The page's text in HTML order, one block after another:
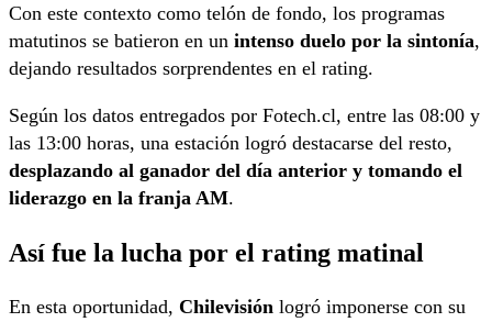
Con este contexto como telón de fondo, los programas
matutinos se batieron en un intenso duelo por la sintonía,
dejando resultados sorprendentes en el rating.
Según los datos entregados por Fotech.cl, entre las 08:00 y
las 13:00 horas, una estación logró destacarse del resto,
desplazando al ganador del día anterior y tomando el
liderazgo en la franja AM.
Así fue la lucha por el rating matinal
En esta oportunidad, Chilevisión logró imponerse con su